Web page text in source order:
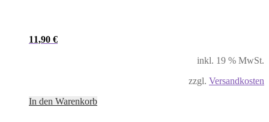
11,90 €
inkl. 19 % MwSt.
zzgl. Versandkosten
In den Warenkorb